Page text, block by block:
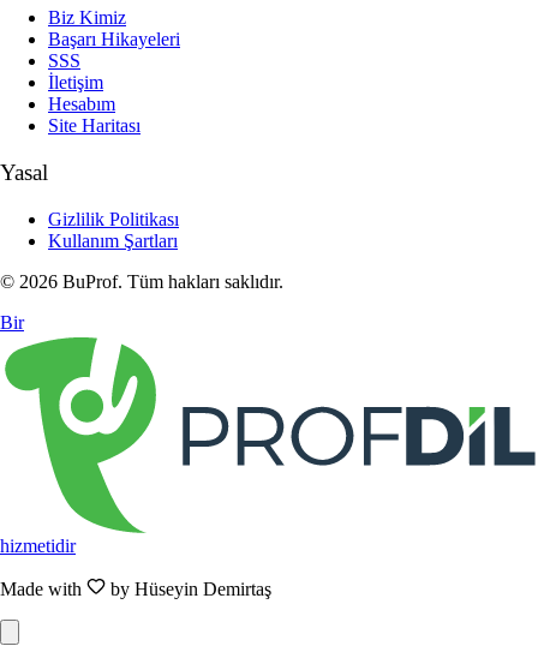
Biz Kimiz
Başarı Hikayeleri
SSS
İletişim
Hesabım
Site Haritası
Yasal
Gizlilik Politikası
Kullanım Şartları
© 2026 BuProf. Tüm hakları saklıdır.
Bir
hizmetidir
Made with by Hüseyin Demirtaş